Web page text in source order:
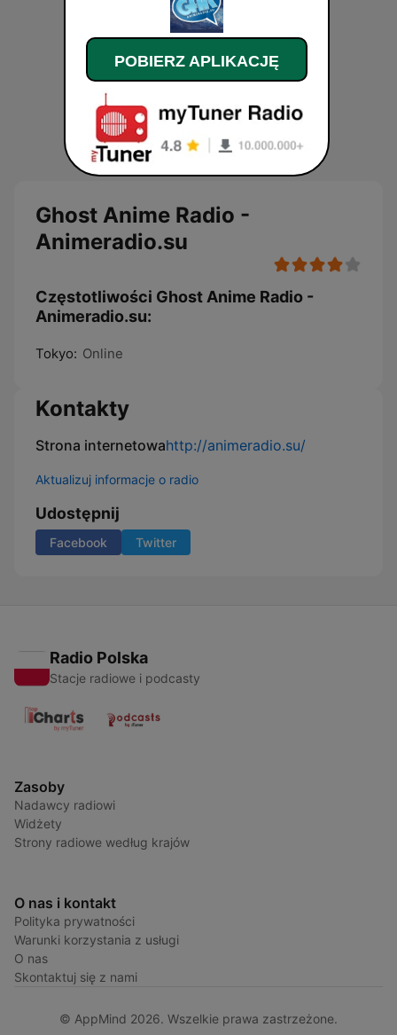
Ghost Anime Radio -
Animeradio.su
Częstotliwości Ghost Anime Radio -
Animeradio.su:
Tokyo: Online
Kontakty
Strona internetowahttp://animeradio.su/
Aktualizuj informacje o radio
Udostępnij
Facebook Twitter
Radio Polska
Stacje radiowe i podcasty
Zasoby
Nadawcy radiowi
Widżety
Strony radiowe według krajów
O nas i kontakt
Polityka prywatności
Warunki korzystania z usługi
O nas
Skontaktuj się z nami
© AppMind 2026. Wszelkie prawa zastrzeżone.
POBIERZ APLIKACJĘ